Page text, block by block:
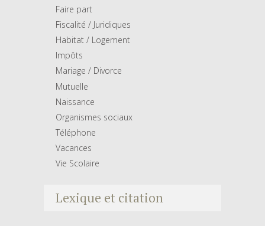
Faire part
Fiscalité / Juridiques
Habitat / Logement
Impôts
Mariage / Divorce
Mutuelle
Naissance
Organismes sociaux
Téléphone
Vacances
Vie Scolaire
Lexique et citation